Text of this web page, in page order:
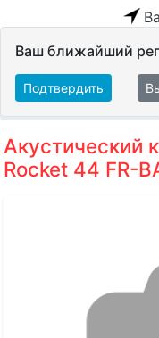
Ваш ближайший
Подтвердить
Акустический
Rocket 44 FR-